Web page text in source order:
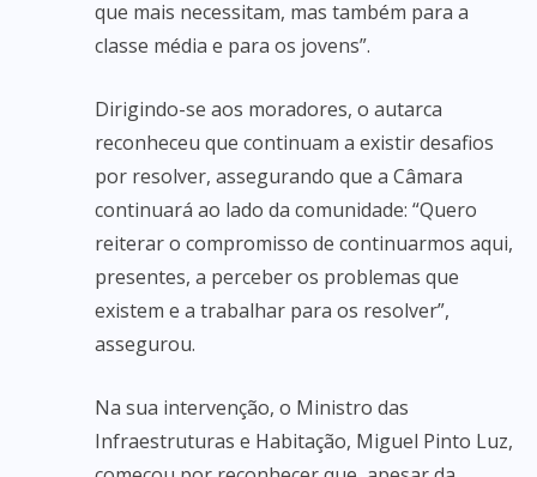
que mais necessitam, mas também para a
classe média e para os jovens”.
Dirigindo-se aos moradores, o autarca
reconheceu que continuam a existir desafios
por resolver, assegurando que a Câmara
continuará ao lado da comunidade: “Quero
reiterar o compromisso de continuarmos aqui,
presentes, a perceber os problemas que
existem e a trabalhar para os resolver”,
assegurou.
Na sua intervenção, o Ministro das
Infraestruturas e Habitação, Miguel Pinto Luz,